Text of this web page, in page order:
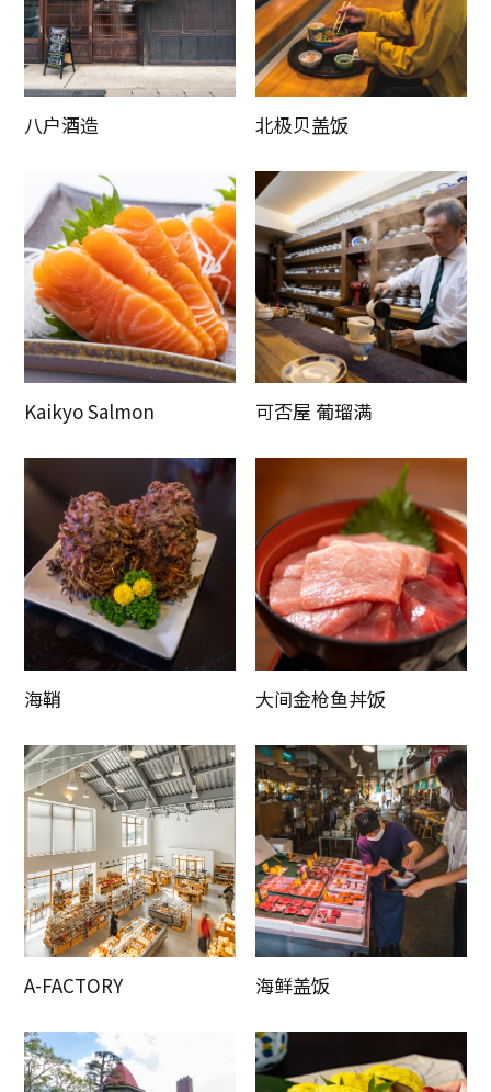
八户酒造 北极贝盖饭
Kaikyo Salmon 可否屋 葡瑠满
海鞘 大间金枪鱼丼饭
A-FACTORY 海鲜盖饭